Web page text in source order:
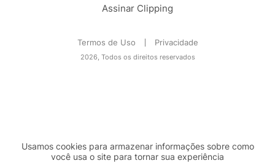
Assinar Clipping
Termos de Uso Privacidade
2026, Todos os direitos reservados
Usamos cookies para armazenar informações sobre como
você usa o site para tornar sua experiência